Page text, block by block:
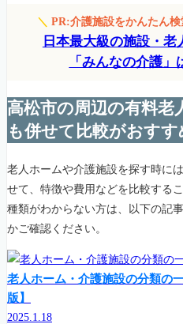
＼PR:介護施設をかんたん検
日本最大級の施設・老
「みんなの介護」
高松市の周辺の有料老
も併せて比較がおすす
老人ホームや介護施設を探す時に
せて、特徴や費用などを比較する
種類がわからない方は、以下の記
かご確認ください。
老人ホーム・介護施設の分類の
版】
2025.1.18